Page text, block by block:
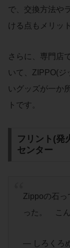
で、交換方法や
ける点もメリッ
さらに、専門店
いて、ZIPPO(ジ
いグッズが一か
トです。
フリント(発
センター
Zippoの石っ
った。 こん
— しろくろ